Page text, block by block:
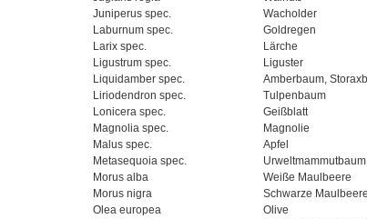
Juniperus spec.
Wacholder
Laburnum spec.
Goldregen
Larix spec.
Lärche
Ligustrum spec.
Liguster
Liquidamber spec.
Amberbaum,
Liriodendron spec.
Tulpenbaum
Lonicera spec.
Geißblatt
Magnolia spec.
Magnolie
Malus spec.
Apfel
Metasequoia spec.
Morus alba
Weiße Maulbeere
Morus nigra
Schwarze Maulbeere
Olea europea
Olive